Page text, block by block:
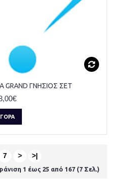
GRAND ΓΝΗΣΙΟΣ ΣΕΤ
7 > >|
1 έως 25 από 167 (7 Σελ.)